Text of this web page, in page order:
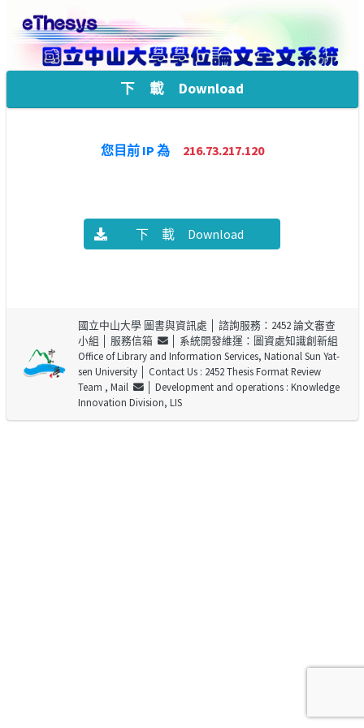
下 載 Download
您目前 IP 為 216.73.217.120
下 載 Download
國立中山大學 圖書與資訊處 │ 諮詢服務：2452 論文審查
小組 │ 服務信箱
│ 系統開發維運：圖資處知識創新組
Office of Library and Information Services, National Sun Yat-
sen University│ Contact Us : 2452 Thesis Format Review
Team , Mail
│ Development and operations : Knowledge
Innovation Division, LIS